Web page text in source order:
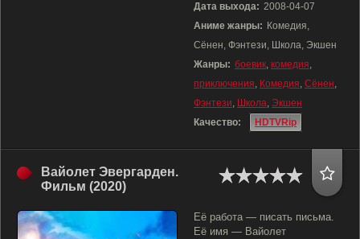
Дата выхода: 2008-04-07
Аниме жанры: Комедия,
Сёнен, Фэнтези, Школа, Экшен
Жанры: боевик, комедия,
приключения, Комедия, Сёнен,
Фэнтези, Школа, Экшен
Качество:
HDTVRip
Вайолет Эвергарден.
Фильм (2020)
Её работа — писать письма.
Её имя — Вайолет